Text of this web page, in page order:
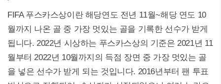
FIFA 푸스카스상이란 해당연도 전년 11월~해당 연도 10
월까지 나온 골 중 가장 멋있는 골을 기록한 선수가 받게
됩니다. 2022년 시상하는 푸스카스상의 기준은 2021년 11
월부터 2022년 10월까지의 득점 장면 중 가장 멋있는 골
을 넣은 선수가 받게 되는 것입니다. 2016년부터 팬 투표